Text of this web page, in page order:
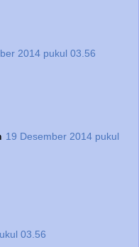
2014 pukul 03.56
19 Desember 2014 pukul
03.56